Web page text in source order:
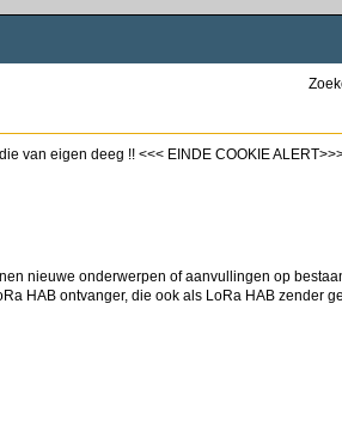
van eigen deeg !! <<< EINDE COOKIE
nieuwe onderwerpen of aanvullingen op
HAB ontvanger, die ook als LoRa HAB zender